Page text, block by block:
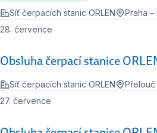
Síť čerpacích stanic ORLEN
Praha
Obsluha čerpací stanice
28. července
Síť čerpacích stanic ORLEN Přelouč
27. července